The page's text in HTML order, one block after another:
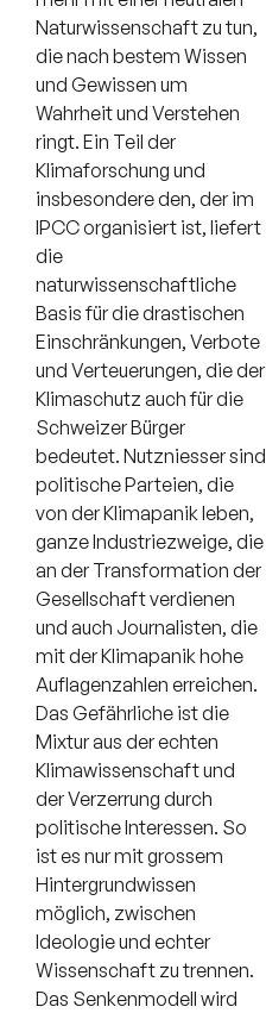
Naturwissenschaft zu tun,
die nach bestem Wissen
und Gewissen um
Wahrheit und Verstehen
ringt. Ein Teil der
Klimaforschung und
insbesondere den, der im
IPCC organisiert ist, liefert
die
naturwissenschaftliche
Basis für die drastischen
Einschränkungen, Verbote
und Verteuerungen, die der
Klimaschutz auch für die
Schweizer Bürger
bedeutet. Nutzniesser sind
politische Parteien, die
von der Klimapanik leben,
ganze Industriezweige, die
an der Transformation der
Gesellschaft verdienen
und auch Journalisten, die
mit der Klimapanik hohe
Auflagenzahlen erreichen.
Das Gefährliche ist die
Mixtur aus der echten
Klimawissenschaft und
der Verzerrung durch
politische Interessen. So
ist es nur mit grossem
Hintergrundwissen
möglich, zwischen
Ideologie und echter
Wissenschaft zu trennen.
Das Senkenmodell wird